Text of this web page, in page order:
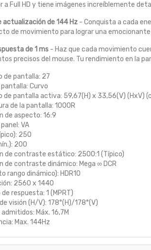
a Full HD y tiene imágenes increíblemente
actualización de 144 Hz - Conquista a cada
de movimiento para lograr una
de 1 ms - Haz que cada movimiento
precisos del mouse. Tu rendimiento en la
de pantalla: 27
pantalla: Curvo
de pantalla activa: 59,67(H) x 33,56(V) (HxV)
de la pantalla: 1000R
de aspecto: 16:9
VA
250
200
de contraste estático: 2500:1 (Típico)
de contraste dinámico: Mega ∞ DCR
rango dinámico): HDR10
2560 x 1440
respuesta: 1 (MPRT)
visión (H/V): 178°(H)/178°(V)
Máx. 16,7M
Max. 144Hz